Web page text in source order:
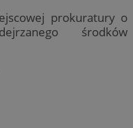
prokuratury o
środków